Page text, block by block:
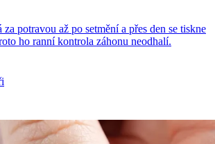
potravou až po setmění a přes den se tiskne
ho ranní kontrola záhonu neodhalí.